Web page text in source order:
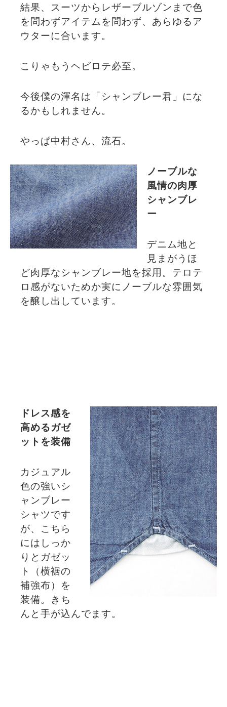
結果、スーツからレザーブルゾンまで色
を問わずアイテムを問わず、あらゆるア
ウターに合います。
こりゃもうヘビロテ必至。
今後僕の渾名は「シャンブレー君」にな
るかもしれません。
やっぱ中村さん、流石。
ノーブルな
風情の肉厚
シャンブレ
ー
デニム地と
見まがうほ
ど肉厚なシャンブレー地を採用。テロテ
ロ感がないためか実にノーブルな雰囲気
を醸し出しています。
ドレス感を
高めるガゼ
ットを装備
カジュアル
色の強いシ
ャンブレー
シャツです
が、こちら
にはしっか
りとガゼッ
ト（横裾の
補強布）を
装備。きち
んと手が込んでます。